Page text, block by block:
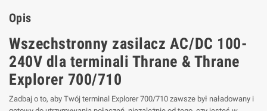
Opis
Wszechstronny zasilacz AC/DC 100-
240V dla terminali Thrane & Thrane
Explorer 700/710
Zadbaj o to, aby Twój terminal Explorer 700/710 zawsze był naładowany i